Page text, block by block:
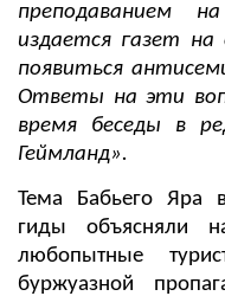
преподаванием
издается газет на
появиться
Ответы на эти
время беседы в
Геймланд».
Тема Бабьего Яра
гиды объясняли
любопытные
буржуазной